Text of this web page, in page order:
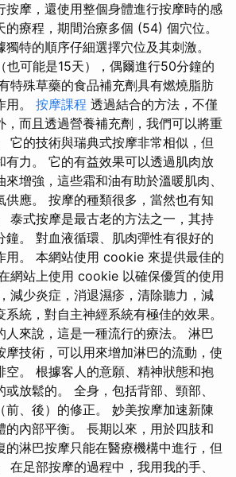
按摩，還使用整個身體進行按摩時的感
療程，期間治療多個 (54) 個穴位。
特的順序仔細選擇穴位及其刺激。
也可能是15天），偶爾進行50分鐘的
特殊草藥的食品補充劑具有燃燒脂肪
用。 按摩課程 透過結合的方法，不僅
，而且透過營養補充劑，我們可以將重
它的技術與瑞典式按摩非常相似，但
有力。 它的有益效果可以透過肌肉放
增強，這些霜和油有助於溫暖肌肉、
供應。 按摩的種類很多，當然也有知
泰式按摩是最古老的方法之一，其持
鐘。 對血液循環、肌肉彈性有很好的
用。 本網站使用 cookie 來提供最佳的
網站上使用 cookie 以確保優質的使用
減少炎症，消退濕疹，清除聽力，減
統，對自主神經系統有極佳的效果。
人來說，這是一種流行的療法。 淋巴
摩技術，可以用來增加淋巴的流動，使
空。 根據客人的意願、精神狀態和抱
放鬆的。 全身，包括背部、頸部、
前、後）的修正。 妙美按摩加速新陳
的內部平衡。 長期以來，用於四肢和
的淋巴按摩只能在醫療機構中進行，但
在足部按摩的過程中，我用我的手、